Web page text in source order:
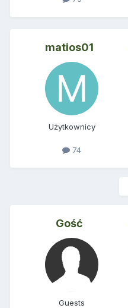
matios01
Użytkownicy
74
Gość
Guests